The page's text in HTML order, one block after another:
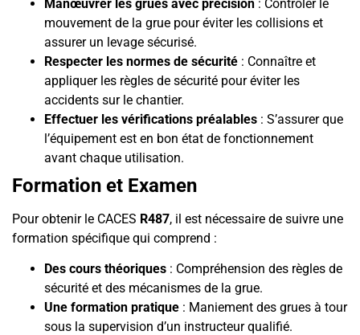
Manœuvrer les grues avec précision : Contrôler le
mouvement de la grue pour éviter les collisions et
assurer un levage sécurisé.
Respecter les normes de sécurité : Connaître et
appliquer les règles de sécurité pour éviter les
accidents sur le chantier.
Effectuer les vérifications préalables : S’assurer que
l’équipement est en bon état de fonctionnement
avant chaque utilisation.
Formation et Examen
Pour obtenir le CACES R487, il est nécessaire de suivre une
formation spécifique qui comprend :
Des cours théoriques : Compréhension des règles de
sécurité et des mécanismes de la grue.
Une formation pratique : Maniement des grues à tour
sous la supervision d’un instructeur qualifié.